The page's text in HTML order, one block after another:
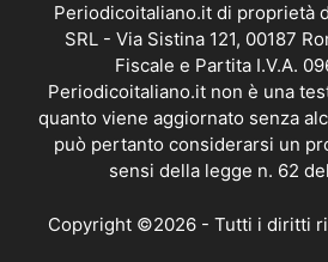
Periodicoitaliano.it di proprietà
SRL - Via Sistina 121, 00187
Fiscale e Partita I.V.A.
Periodicoitaliano.it non è una
quanto viene aggiornato senza
può pertanto considerarsi un
sensi della legge n. 62
Copyright ©2026 - Tutti i diritti